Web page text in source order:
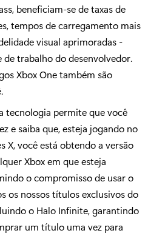
beneficiam-se de taxas de
tempos de carregamento mais
visual aprimoradas -
de trabalho do desenvolvedor.
Xbox One também são
tecnologia permite que você
e saiba que, esteja jogando no
X, você está obtendo a versão
Xbox em que esteja
o compromisso de usar o
os nossos títulos exclusivos do
o Halo Infinite, garantindo
um título uma vez para